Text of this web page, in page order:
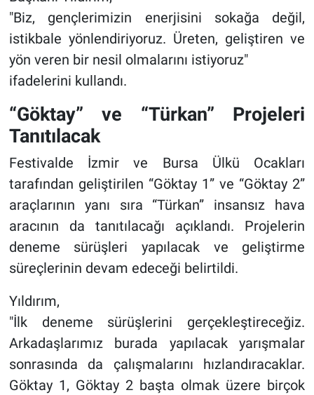
"Biz, gençlerimizin enerjisini sokağa değil,
istikbale yönlendiriyoruz. Üreten, geliştiren ve
yön veren bir nesil olmalarını istiyoruz"
ifadelerini kullandı.
“Göktay” ve “Türkan” Projeleri
Tanıtılacak
Festivalde İzmir ve Bursa Ülkü Ocakları
tarafından geliştirilen “Göktay 1” ve “Göktay 2”
araçlarının yanı sıra “Türkan” insansız hava
aracının da tanıtılacağı açıklandı. Projelerin
deneme sürüşleri yapılacak ve geliştirme
süreçlerinin devam edeceği belirtildi.
Yıldırım,
"İlk deneme sürüşlerini gerçekleştireceğiz.
Arkadaşlarımız burada yapılacak yarışmalar
sonrasında da çalışmalarını hızlandıracaklar.
Göktay 1, Göktay 2 başta olmak üzere birçok